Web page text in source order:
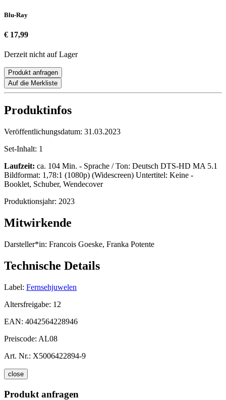
Blu-Ray
€ 17,99
Derzeit nicht auf Lager
Produkt anfragen
Auf die Merkliste
Produktinfos
Veröffentlichungsdatum: 31.03.2023
Set-Inhalt: 1
Laufzeit: ca. 104 Min. - Sprache / Ton: Deutsch DTS-HD MA 5.1
Bildformat: 1,78:1 (1080p) (Widescreen) Untertitel: Keine -
Booklet, Schuber, Wendecover
Produktionsjahr: 2023
Mitwirkende
Darsteller*in: Francois Goeske, Franka Potente
Technische Details
Label: Fernsehjuwelen
Altersfreigabe: 12
EAN: 4042564228946
Preiscode: AL08
Art. Nr.: X5006422894-9
close
Produkt anfragen